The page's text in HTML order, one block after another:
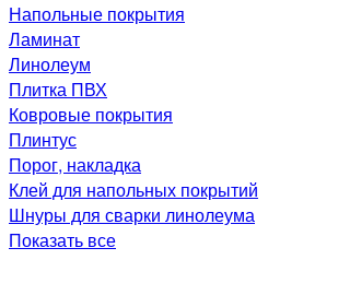
Напольные покрытия
Ламинат
Линолеум
Плитка ПВХ
Ковровые покрытия
Плинтус
Порог, накладка
Клей для напольных покрытий
Шнуры для сварки линолеума
Показать все